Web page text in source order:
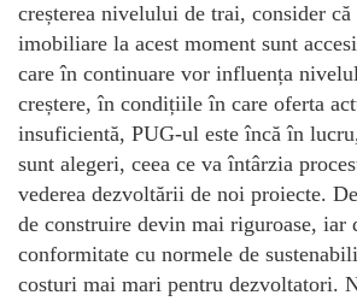
creșterea nivelului de trai, consider
imobiliare la acest moment sunt
care în continuare vor influența
creștere, în condițiile în care oferta
insuficientă, PUG-ul este încă în
sunt alegeri, ceea ce va întârzia
vederea dezvoltării de noi proiecte.
de construire devin mai riguroase, iar
conformitate cu normele de
costuri mai mari pentru dezvoltatori.